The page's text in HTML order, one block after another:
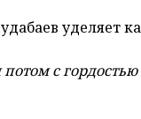
уделяет
с